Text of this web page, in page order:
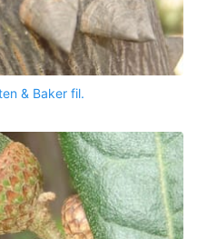
& Baker fil.